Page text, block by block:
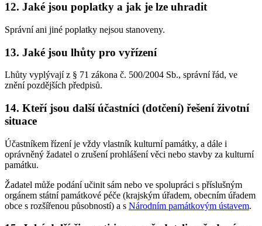
12. Jaké jsou poplatky a jak je lze uhradit
Správní ani jiné poplatky nejsou stanoveny.
13. Jaké jsou lhůty pro vyřízení
Lhůty vyplývají z § 71 zákona č. 500/2004 Sb., správní řád, ve
znění pozdějších předpisů.
14. Kteří jsou další účastníci (dotčení) řešení životní
situace
Účastníkem řízení je vždy vlastník kulturní památky, a dále i
oprávněný žadatel o zrušení prohlášení věci nebo stavby za kulturní
památku.
Žadatel může podání učinit sám nebo ve spolupráci s příslušným
orgánem státní památkové péče (krajským úřadem, obecním úřadem
obce s rozšířenou působností) a s Národním památkovým ústavem.